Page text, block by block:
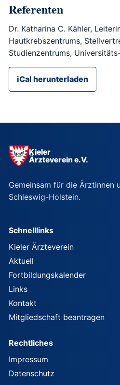
Referenten
Dr. Katharina C. Kähler,
Hautkrebszentrums,
Studienzentrums,
iCal herunterladen
Kieler
Ärzteverein e.V.
Gemeinsam für die Ärztinnen
Schleswig-Holstein.
Schnelllinks
Kieler Ärzteverein
Aktuell
Fortbildungskalender
Links
Kontakt
Mitgliedschaft beantragen
Rechtliches
Impressum
Datenschutz